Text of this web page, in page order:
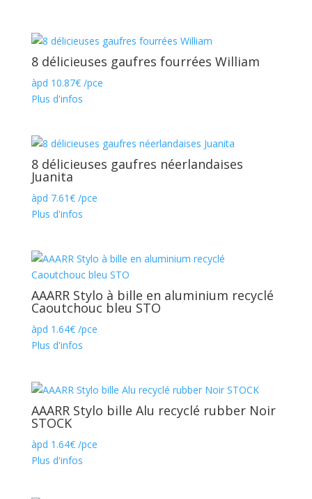
8 délicieuses gaufres fourrées William
àpd 10.87€/pce
Plus d'infos
8 délicieuses gaufres néerlandaises
Juanita
àpd 7.61€/pce
Plus d'infos
AAARR Stylo à bille en aluminium recyclé
Caoutchouc bleu STO
àpd 1.64€/pce
Plus d'infos
AAARR Stylo bille Alu recyclé rubber Noir
STOCK
àpd 1.64€/pce
Plus d'infos